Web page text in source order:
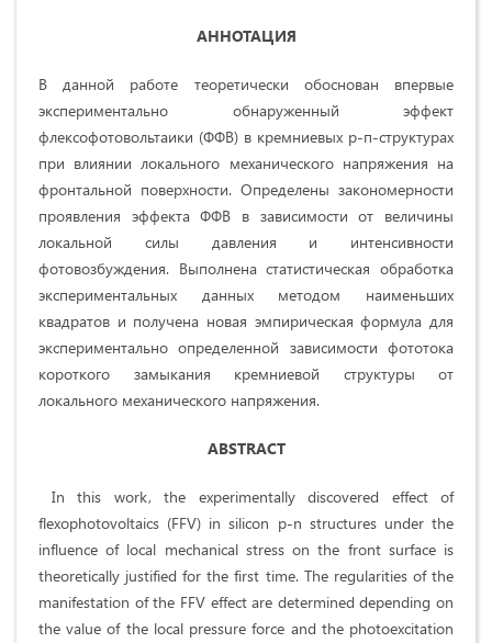
АННОТАЦИЯ
В данной работе теоретически обоснован впервые
экспериментально обнаруженный эффект
флексофотовольтаики (ФФВ) в кремниевых р-п-структурах
при влиянии локального механического напряжения на
фронтальной поверхности. Определены закономерности
проявления эффекта ФФВ в зависимости от величины
локальной силы давления и интенсивности
фотовозбуждения. Выполнена статистическая обработка
экспериментальных данных методом наименьших
квадратов и получена новая эмпирическая формула для
экспериментально определенной зависимости фототока
короткого замыкания кремниевой структуры от
локального механического напряжения.
ABSTRACT
In this work, the experimentally discovered effect of
flexophotovoltaics (FFV) in silicon p-n structures under the
influence of local mechanical stress on the front surface is
theoretically justified for the first time. The regularities of the
manifestation of the FFV effect are determined depending on
the value of the local pressure force and the photoexcitation